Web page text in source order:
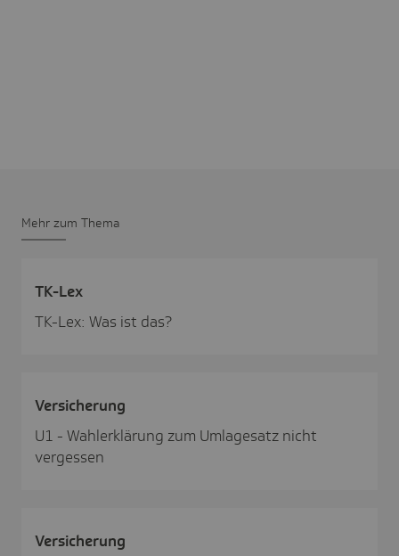
Mehr zum Thema
TK-Lex
TK-Lex: Was ist das?
Versi­che­rung
U1 - Wahlerklärung zum Umlagesatz nicht
vergessen
Versi­che­rung